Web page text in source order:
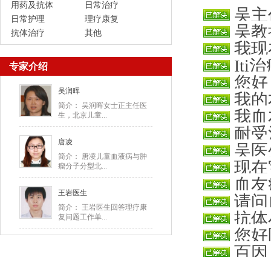
用药及抗体
日常治疗
日常护理
理疗康复
抗体治疗
其他
专家介绍
吴润晖
简介： 吴润晖女士正主任医
生，北京儿童...
唐凌
简介： 唐凌儿童血液病与肿
瘤分子分型北...
王岩医生
简介： 王岩医生回答理疗康
复问题工作单...
吴
很稳，
吴
溃疡经
我
该打多
Iti治
一周三
您
膀一直
我
肢，两
我
周都在
耐
子吗？
吴
膝盖撞
现
位，科
血
请
抗
以吗？
您
百